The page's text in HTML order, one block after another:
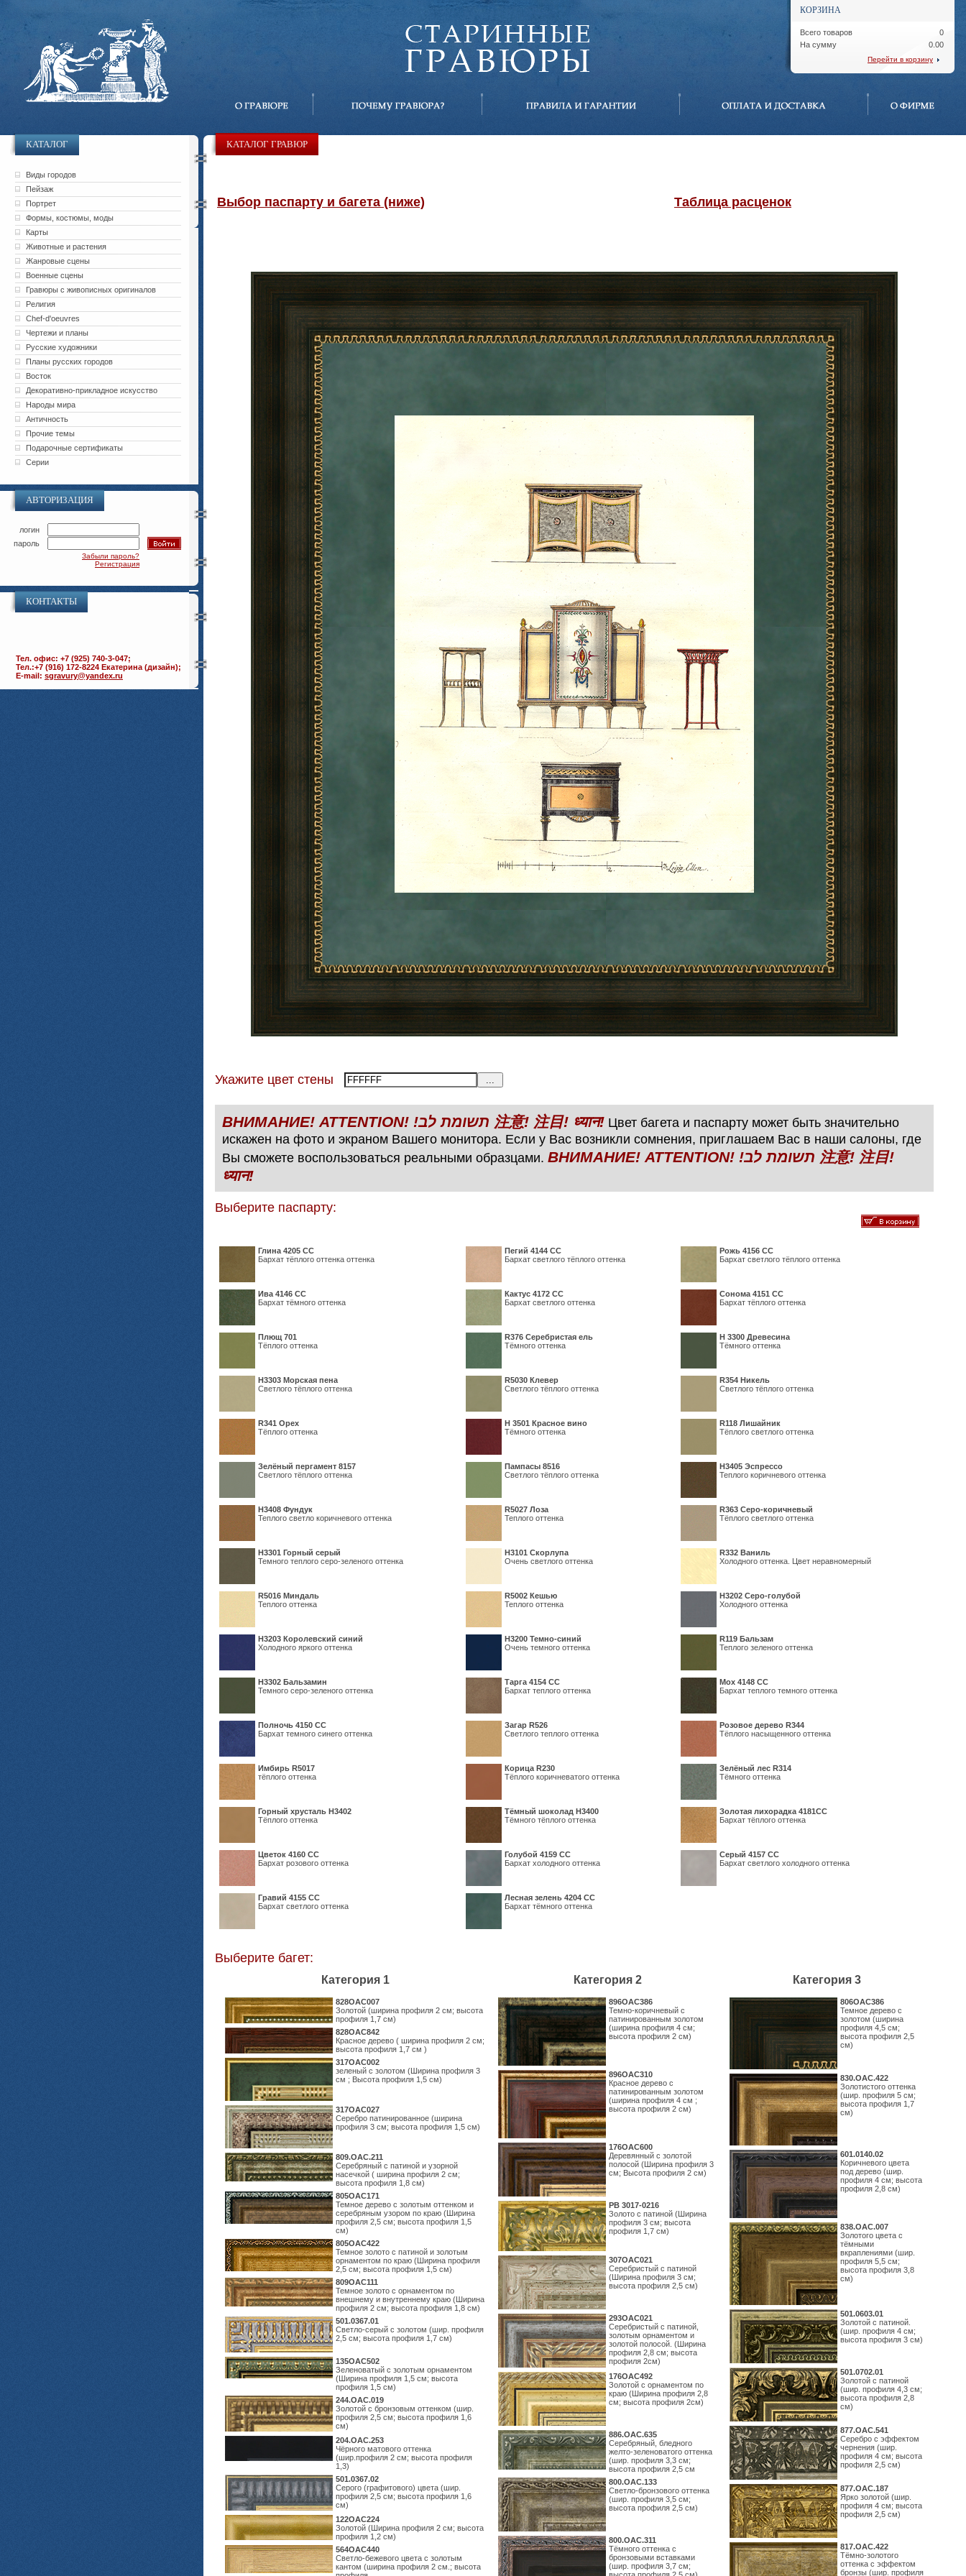
КОРЗИНА
Всего товаров
На сумму
0
0.00
Перейти в корзину
КАТАЛОГ
Виды городов
Пейзаж
Портрет
Формы, костюмы, моды
Карты
Животные и растения
Жанровые сцены
Военные сцены
Гравюры с живописных оригиналов
Религия
Chef-d'oeuvres
Чертежи и планы
Русские художники
Планы русских городов
Восток
Декоративно-прикладное искусство
Народы мира
Античность
Прочие темы
Подарочные сертификаты
Серии
АВТОРИЗАЦИЯ
логин
пароль
Забыли пароль?
Регистрация
КОНТАКТЫ
Тел. офис: +7 (925) 740-3-047;
Тел.:+7 (916) 172-8224 Екатерина (дизайн);
E-mail: sgravury@yandex.ru
КАТАЛОГ ГРАВЮР
Выбор паспарту и багета (ниже) Таблица расценок
Укажите цвет стены
ВНИМАНИЕ! ATTENTION! !תשומת לב 注意! 注目! ध्यान! Цвет багета и паспарту может быть значительно
искажен на фото и экраном Вашего монитора. Если у Вас возникли сомнения, приглашаем Вас в наши салоны, где
Вы сможете воспользоваться реальными образцами. ВНИМАНИЕ! ATTENTION! !תשומת לב 注意! 注目!
ध्यान!
Выберите паспарту:
Глина 4205 СС
Бархат тёплого оттенка оттенка
Пегий 4144 СС
Бархат светлого тёплого оттенка
Рожь 4156 СС
Бархат светлого тёплого оттенка
Ива 4146 СС
Бархат тёмного оттенка
Кактус 4172 СС
Бархат светлого оттенка
Сонома 4151 СС
Бархат тёплого оттенка
Плющ 701
Тёплого оттенка
R376 Серебристая ель
Тёмного оттенка
H 3300 Древесина
Тёмного оттенка
H3303 Морская пена
Светлого тёплого оттенка
R5030 Клевер
Светлого тёплого оттенка
R354 Никель
Светлого тёплого оттенка
R341 Орех
Тёплого оттенка
Н 3501 Красное вино
Тёмного оттенка
R118 Лишайник
Тёплого светлого оттенка
Зелёный пергамент 8157
Светлого тёплого оттенка
Пампасы 8516
Светлого тёплого оттенка
Н3405 Эспрессо
Теплого коричневого оттенка
Н3408 Фундук
Теплого светло коричневого оттенка
R5027 Лоза
Теплого оттенка
R363 Серо-коричневый
Тёплого светлого оттенка
Н3301 Горный серый
Темного теплого серо-зеленого оттенка
Н3101 Скорлупа
Очень светлого оттенка
R332 Ваниль
Холодного оттенка. Цвет неравномерный
R5016 Миндаль
Теплого оттенка
R5002 Кешью
Теплого оттенка
Н3202 Серо-голубой
Холодного оттенка
Н3203 Королевский синий
Холодного яркого оттенка
Н3200 Темно-синий
Очень темного оттенка
R119 Бальзам
Теплого зеленого оттенка
Н3302 Бальзамин
Темного серо-зеленого оттенка
Тарга 4154 СС
Бархат теплого оттенка
Мох 4148 СС
Бархат теплого темного оттенка
Полночь 4150 СС
Бархат темного синего оттенка
Загар R526
Светлого теплого оттенка
Розовое дерево R344
Тёплого насыщенного оттенка
Имбирь R5017
тёплого оттенка
Корица R230
Тёплого коричневатого оттенка
Зелёный лес R314
Тёмного оттенка
Горный хрусталь H3402
Тёплого оттенка
Тёмный шоколад H3400
Тёмного тёплого оттенка
Золотая лихорадка 4181СС
Бархат тёплого оттенка
Цветок 4160 СС
Бархат розового оттенка
Голубой 4159 СС
Бархат холодного оттенка
Серый 4157 СС
Бархат светлого холодного оттенка
Гравий 4155 СС
Бархат светлого оттенка
Лесная зелень 4204 СС
Бархат тёмного оттенка
Выберите багет:
Категория 1 Категория 2 Категория 3
828OAC007
Золотой (ширина профиля 2 см; высота
профиля 1,7 см)
828OAC842
Красное дерево ( ширина профиля 2 см;
высота профиля 1,7 см )
317OAC002
зеленый с золотом (Ширина профиля 3
см ; Высота профиля 1,5 см)
317OAC027
Серебро патинированное (ширина
профиля 3 см; высота профиля 1,5 см)
809.ОАС.211
Серебряный с патиной и узорной
насечкой ( ширина профиля 2 см;
высота профиля 1,8 см)
805OAC171
Темное дерево с золотым оттенком и
серебряным узором по краю (Ширина
профиля 2,5 см; высота профиля 1,5
см)
805OAC422
Темное золото с патиной и золотым
орнаментом по краю (Ширина профиля
2,5 см; высота профиля 1,5 см)
809OAC111
Темное золото с орнаментом по
внешнему и внутреннему краю (Ширина
профиля 2 см; высота профиля 1,8 см)
501.0367.01
Светло-серый с золотом (шир. профиля
2,5 см; высота профиля 1,7 см)
135OAC502
Зеленоватый с золотым орнаментом
(Ширина профиля 1,5 см; высота
профиля 1,5 см)
244.ОАС.019
Золотой с бронзовым оттенком (шир.
профиля 2,5 см; высота профиля 1,6
см)
204.OAC.253
Чёрного матового оттенка
(шир.профиля 2 см; высота профиля
1,3)
501.0367.02
Серого (графитового) цвета (шир.
профиля 2,5 см; высота профиля 1,6
см)
122OAC224
Золотой (Ширина профиля 2 см; высота
профиля 1,2 см)
564ОАС440
Светло-бежевого цвета с золотым
кантом (ширина профиля 2 см.; высота
896OAC386
Темно-коричневый с
патинированным золотом
(ширина профиля 4 см;
высота профиля 2 см)
896OAC310
Красное дерево с
патинированным золотом
(ширина профиля 4 см ;
высота профиля 2 см)
176OAC600
Деревянный с золотой
полосой (Ширина профиля 3
см; Высота профиля 2 см)
PB 3017-0216
Золото с патиной (Ширина
профиля 3 см; высота
профиля 1,7 см)
307OAC021
Серебристый с патиной
(Ширина профиля 3 см;
высота профиля 2,5 см)
293OAC021
Серебристый с патиной,
золотым орнаментом и
золотой полосой. (Ширина
профиля 2,8 см; высота
профиля 2см)
176OAC492
Золотой с орнаментом по
краю (Ширина профиля 2,8
см; высота профиля 2см)
886.ОАС.635
Серебряный, бледного
желто-зеленоватого оттенка
(шир. профиля 3,3 см;
высота профиля 2,5 см
800.ОАС.133
Светло-бронзового оттенка
(шир. профиля 3,5 см;
высота профиля 2,5 см)
800.ОАС.311
Тёмного оттенка с
бронзовыми вставками
(шир. профиля 3,7 см;
806OAC386
Темное дерево с
золотом (ширина
профиля 4,5 см;
высота профиля 2,5
см)
830.ОАС.422
Золотистого оттенка
(шир. профиля 5 см;
высота профиля 1,7
см)
601.0140.02
Коричневого цвета
под дерево (шир.
профиля 4 см; высота
профиля 2,8 см)
838.ОАС.007
Золотого цвета с
тёмными
вкраплениями (шир.
профиля 5,5 см;
высота профиля 3,8
см)
501.0603.01
Золотой с патиной.
(шир. профиля 4 см;
высота профиля 3 см)
501.0702.01
Золотой с патиной
(шир. профиля 4,3 см;
высота профиля 2,8
см)
877.ОАС.541
Серебро с эффектом
чернения (шир.
профиля 4 см; высота
профиля 2,5 см)
877.ОАС.187
Ярко золотой (шир.
профиля 4 см; высота
профиля 2,5 см)
817.ОАС.422
Тёмно-золотого
оттенка с эффектом
бронзы (шир. профиля